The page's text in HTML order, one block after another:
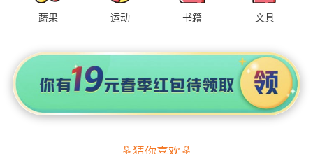
蔬果 运动 书籍 文具